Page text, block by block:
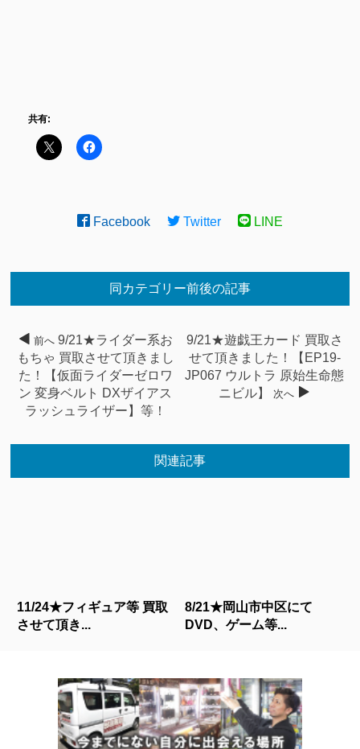
共有:
Facebook Twitter LINE
同カテゴリー前後の記事
前へ 9/21★ライダー系お
もちゃ 買取させて頂きまし
た！【仮面ライダーゼロワ
ン 変身ベルト DXザイアス
ラッシュライザー】等！
9/21★遊戯王カード 買取さ
せて頂きました！【EP19-
JP067 ウルトラ 原始生命態
ニビル】
次へ
関連記事
11/24★フィギュア等 買取
させて頂き...
8/21★岡山市中区にて
DVD、ゲーム等...